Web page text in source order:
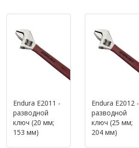
Endura E2011 -
разводной
ключ (20 мм;
153 мм)
Endura E2012 -
разводной
ключ (25 мм;
204 мм)